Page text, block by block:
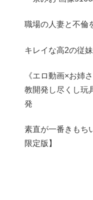
職場の人妻と不倫
キレイな高2の従
《エロ動画×お姉
教開発し尽くし玩
発
素直が一番きもち
限定版】